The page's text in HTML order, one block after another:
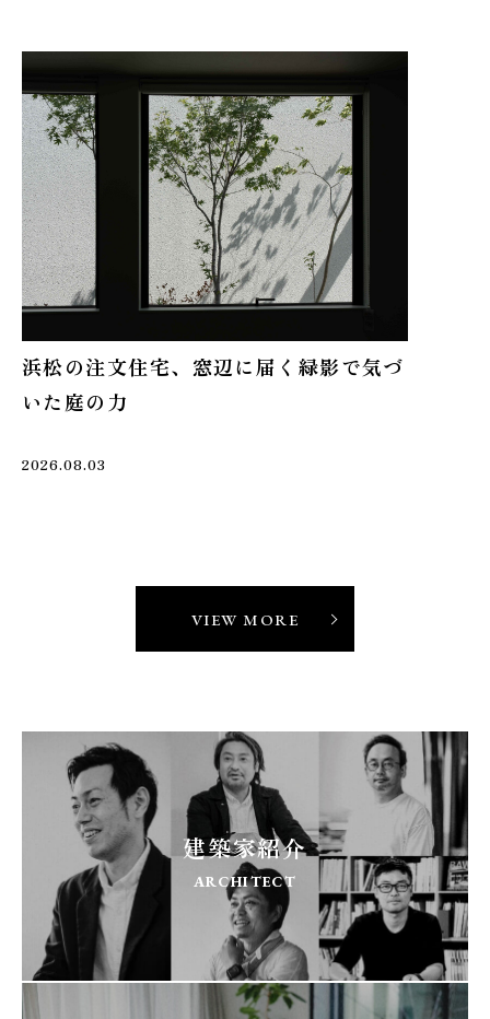
家づくりコーディネーター
浜松で注文住宅を建てるなら｜上質なイ
ンテリアと建築が調和する空間づくり
VIEW MORE
建築家紹介
ARCHITECT